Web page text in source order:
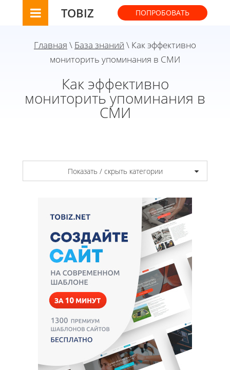
TOBIZ ПОПРОБОВАТЬ
Главная \ База знаний \ Как эффективно
мониторить упоминания в СМИ
Как эффективно
мониторить упоминания в
СМИ
Показать / скрыть категории